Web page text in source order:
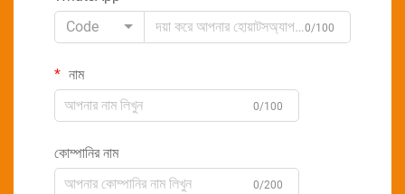
Code
0/100
নাম
0/100
কোম্পানির নাম
0/200